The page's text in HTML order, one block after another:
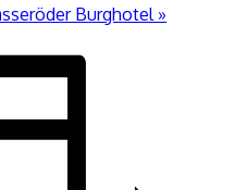
Burghotel »